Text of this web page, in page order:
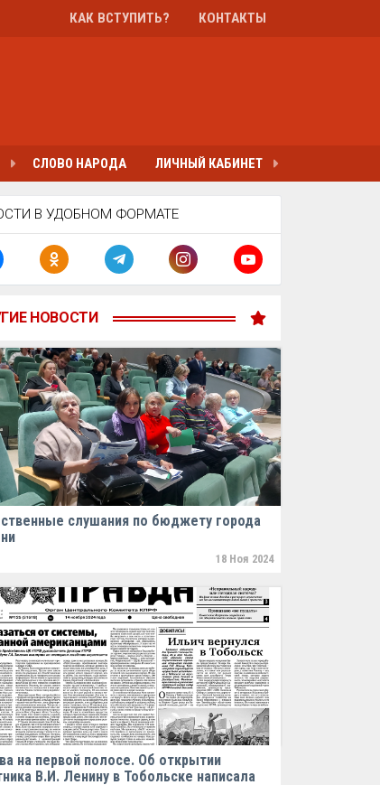
КАК ВСТУПИТЬ? КОНТАКТЫ
СЛОВО НАРОДА ЛИЧНЫЙ КАБИНЕТ
В УДОБНОМ ФОРМАТЕ
НОВОСТИ
слушания по бюджету города
18 Ноя 2024
на первой полосе. Об открытии
В.И. Ленину в Тобольске написала